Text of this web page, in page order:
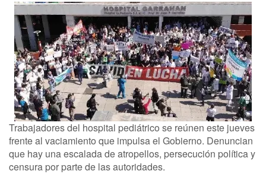
Trabajadores del hospital pediátrico se reúnen este jueves
frente al vaciamiento que impulsa el Gobierno. Denuncian
que hay una escalada de atropellos, persecución política y
censura por parte de las autoridades.